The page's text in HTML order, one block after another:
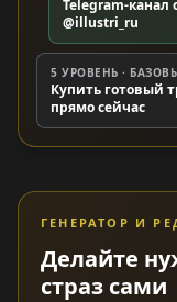
Telegram-
@illustri_ru
5 УРОВЕНЬ ·
Купить готовый
прямо сейчас
ГЕНЕРАТОР И
Делайте
страз сами